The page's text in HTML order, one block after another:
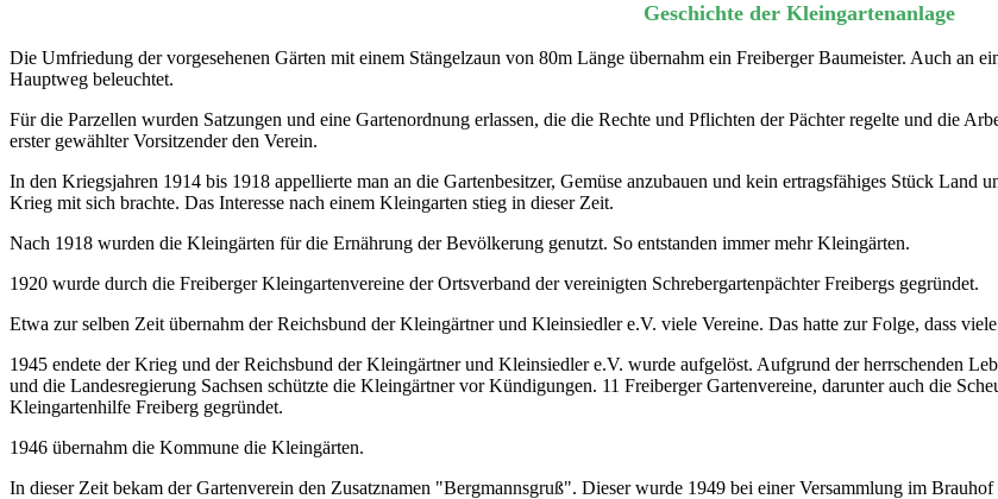
Geschichte der Kleingartenanlage
Die Umfriedung der vorgesehenen Gärten mit einem Stängelzaun von 80m Länge übernahm ein Freiberger Baumeister. Auch an
Hauptweg beleuchtet.
Für die Parzellen wurden Satzungen und eine Gartenordnung erlassen, die die Rechte und Pflichten der Pächter regelte und die
erster gewählter Vorsitzender den Verein.
In den Kriegsjahren 1914 bis 1918 appellierte man an die Gartenbesitzer, Gemüse anzubauen und kein ertragsfähiges Stück Land
Krieg mit sich brachte. Das Interesse nach einem Kleingarten stieg in dieser Zeit.
Nach 1918 wurden die Kleingärten für die Ernährung der Bevölkerung genutzt. So entstanden immer mehr Kleingärten.
1920 wurde durch die Freiberger Kleingartenvereine der Ortsverband der vereinigten Schrebergartenpächter Freibergs gegründet.
Etwa zur selben Zeit übernahm der Reichsbund der Kleingärtner und Kleinsiedler e.V. viele Vereine. Das hatte zur Folge, dass
1945 endete der Krieg und der Reichsbund der Kleingärtner und Kleinsiedler e.V. wurde aufgelöst. Aufgrund der herrschenden
und die Landesregierung Sachsen schützte die Kleingärtner vor Kündigungen. 11 Freiberger Gartenvereine, darunter auch die
Kleingartenhilfe Freiberg gegründet.
1946 übernahm die Kommune die Kleingärten.
In dieser Zeit bekam der Gartenverein den Zusatznamen "Bergmannsgruß". Dieser wurde 1949 bei einer Versammlung im